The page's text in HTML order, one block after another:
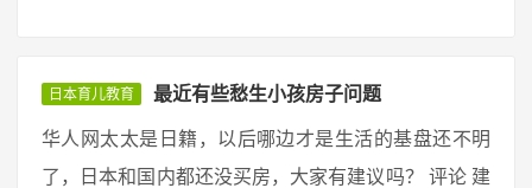
日本育儿教育 最近有些愁生小孩房子问题
华人网太太是日籍，以后哪边才是生活的基盘还不明
了，日本和国内都还没买房，大家有建议吗？ 评论 建